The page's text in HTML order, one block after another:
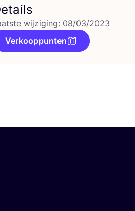
wijziging: 08/03/2023
Verkooppunten